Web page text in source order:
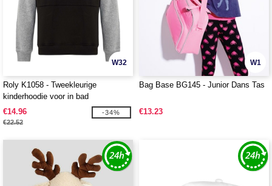
W32
Roly K1058 - Tweekleurige
kinderhoodie voor in bad
€14.96
€22.52
-34%
W1
Bag Base BG145 - Junior Dans Tas
€13.23